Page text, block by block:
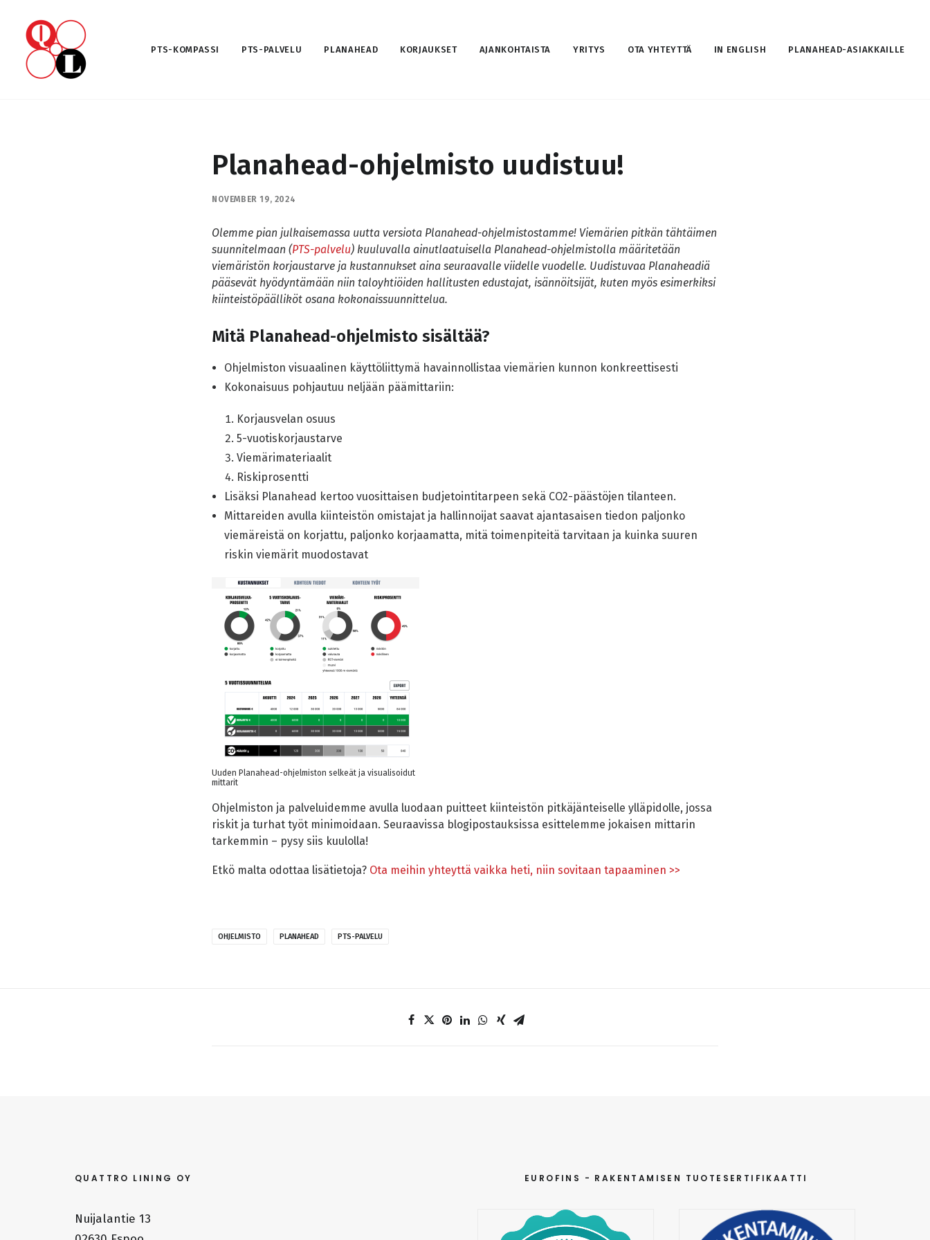
PTS-KOMPASSI PTS-PALVELU PLANAHEAD KORJAUKSET AJANKOHTAISTA YRITYS OTA YHTEYTTÄ IN ENGLISH PLANAHEAD-ASIAKKAILLE
Planahead-ohjelmisto uudistuu!
NOVEMBER 19, 2024
Olemme pian julkaisemassa uutta versiota Planahead-ohjelmistostamme! Viemärien pitkän tähtäimen
suunnitelmaan (PTS-palvelu) kuuluvalla ainutlaatuisella Planahead-ohjelmistolla määritetään
viemäristön korjaustarve ja kustannukset aina seuraavalle viidelle vuodelle. Uudistuvaa Planaheadiä
pääsevät hyödyntämään niin taloyhtiöiden hallitusten edustajat, isännöitsijät, kuten myös esimerkiksi
kiinteistöpäälliköt osana kokonaissuunnittelua.
Mitä Planahead-ohjelmisto sisältää?
Ohjelmiston visuaalinen käyttöliittymä havainnollistaa viemärien kunnon konkreettisesti
Kokonaisuus pohjautuu neljään päämittariin:
Korjausvelan osuus
5-vuotiskorjaustarve
Viemärimateriaalit
Riskiprosentti
Lisäksi Planahead kertoo vuosittaisen budjetointitarpeen sekä CO2-päästöjen tilanteen.
Mittareiden avulla kiinteistön omistajat ja hallinnoijat saavat ajantasaisen tiedon paljonko
viemäreistä on korjattu, paljonko korjaamatta, mitä toimenpiteitä tarvitaan ja kuinka suuren
riskin viemärit muodostavat
Uuden Planahead-ohjelmiston selkeät ja visualisoidut
mittarit
Ohjelmiston ja palveluidemme avulla luodaan puitteet kiinteistön pitkäjänteiselle ylläpidolle, jossa
riskit ja turhat työt minimoidaan. Seuraavissa blogipostauksissa esittelemme jokaisen mittarin
tarkemmin – pysy siis kuulolla!
Etkö malta odottaa lisätietoja? Ota meihin yhteyttä vaikka heti, niin sovitaan tapaaminen >>
OHJELMISTO PLANAHEAD PTS-PALVELU
QUATTRO LINING OY
Nuijalantie 13
EUROFINS - RAKENTAMISEN TUOTESERTIFIKAATTI